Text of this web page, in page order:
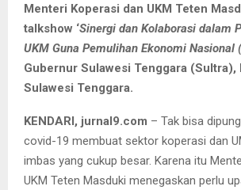
Menteri Koperasi dan UKM Teten
talkshow ‘Sinergi dan Kolaborasi dalam
UKM Guna Pemulihan Ekonomi Nasional
Gubernur Sulawesi Tenggara (Sultra),
Sulawesi Tenggara.
KENDARI, jurnal9.com – Tak bisa
covid-19 membuat sektor koperasi dan
imbas yang cukup besar. Karena itu
UKM Teten Masduki menegaskan perlu